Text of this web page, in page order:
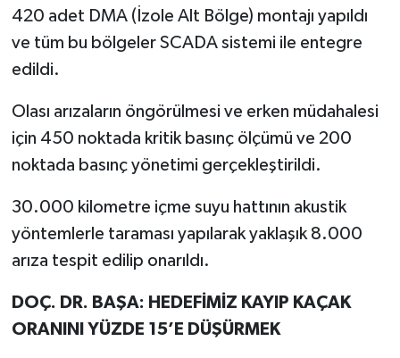
420 adet DMA (İzole Alt Bölge) montajı yapıldı
ve tüm bu bölgeler SCADA sistemi ile entegre
edildi.
Olası arızaların öngörülmesi ve erken müdahalesi
için 450 noktada kritik basınç ölçümü ve 200
noktada basınç yönetimi gerçekleştirildi.
30.000 kilometre içme suyu hattının akustik
yöntemlerle taraması yapılarak yaklaşık 8.000
arıza tespit edilip onarıldı.
DOÇ. DR. BAŞA: HEDEFİMİZ KAYIP KAÇAK
ORANINI YÜZDE 15’E DÜŞÜRMEK